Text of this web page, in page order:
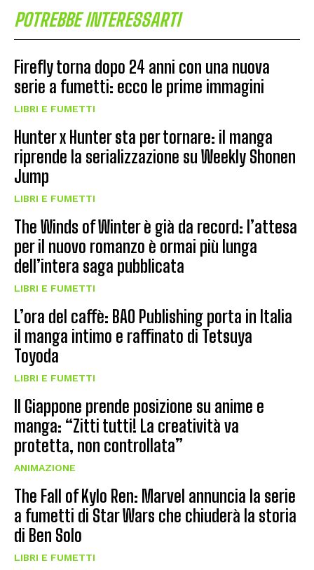
POTREBBE INTERESSARTI
Firefly torna dopo 24 anni con una nuova
serie a fumetti: ecco le prime immagini
LIBRI E FUMETTI
Hunter x Hunter sta per tornare: il manga
riprende la serializzazione su Weekly Shonen
Jump
LIBRI E FUMETTI
The Winds of Winter è già da record: l’attesa
per il nuovo romanzo è ormai più lunga
dell’intera saga pubblicata
LIBRI E FUMETTI
L’ora del caffè: BAO Publishing porta in Italia
il manga intimo e raffinato di Tetsuya
Toyoda
LIBRI E FUMETTI
Il Giappone prende posizione su anime e
manga: “Zitti tutti! La creatività va
protetta, non controllata”
ANIMAZIONE
The Fall of Kylo Ren: Marvel annuncia la serie
a fumetti di Star Wars che chiuderà la storia
di Ben Solo
LIBRI E FUMETTI